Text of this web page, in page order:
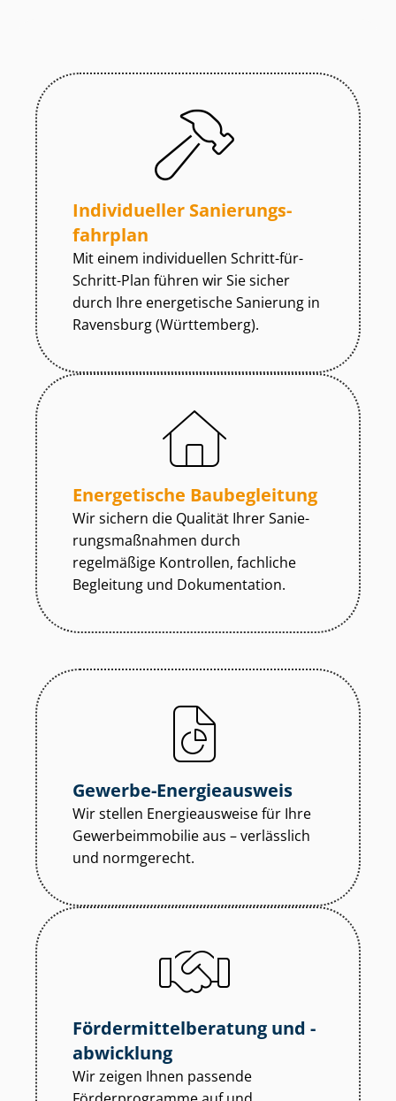
Individueller Sa­nie­rungs­
fahr­plan
Mit einem individuellen Schritt-für-
Schritt-Plan führen wir Sie sicher
durch Ihre energetische Sanierung in
Ravensburg (Württemberg).
Energetische Baubegleitung
Wir sichern die Qualität Ihrer Sa­nie­
rungs­maß­nah­men durch
regelmäßige Kontrollen, fachliche
Begleitung und Dokumentation.
Gewerbe-Energieausweis
Wir stellen Energieausweise für Ihre
Ge­wer­be­im­mo­bi­lie aus – verlässlich
und normgerecht.
För­der­mit­tel­be­ra­tung und -
abwicklung
Wir zeigen Ihnen passende